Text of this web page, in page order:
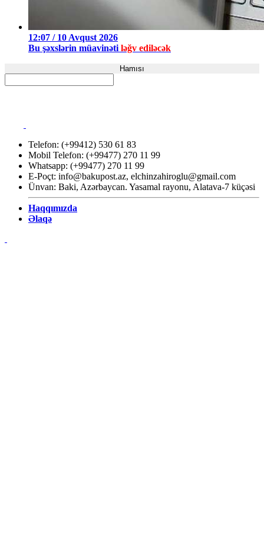
12:07 / 10 Avqust 2026
Bu şəxslərin müavinəti ləğv ediləcək
Hamısı
Telefon: (+99412) 530 61 83
Mobil Telefon: (+99477) 270 11 99
Whatsapp: (+99477) 270 11 99
E-Poçt: info@bakupost.az, elchinzahiroglu@gmail.com
Ünvan: Baki, Azərbaycan. Yasamal rayonu, Alatava-7 küçəsi
Haqqımızda
Əlaqə